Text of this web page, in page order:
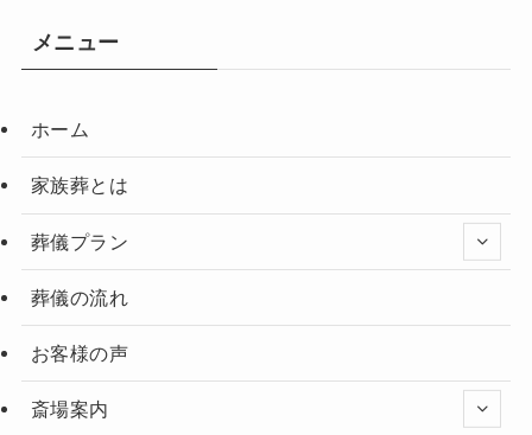
メニュー
ホーム
家族葬とは
葬儀プラン
葬儀の流れ
お客様の声
斎場案内